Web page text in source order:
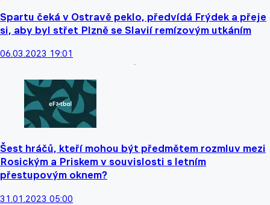
Spartu čeká v Ostravě peklo, předvídá Frýdek a přeje
si, aby byl střet Plzně se Slavií remízovým utkáním
06.03.2023 19:01
Šest hráčů, kteří mohou být předmětem rozmluv mezi
Rosickým a Priskem v souvislosti s letním
přestupovým oknem?
31.01.2023 05:00